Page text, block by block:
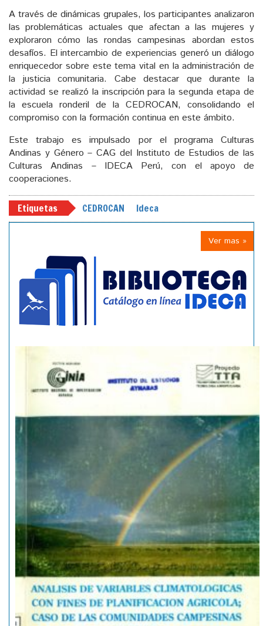
A través de dinámicas grupales, los participantes analizaron
las problemáticas actuales que afectan a las mujeres y
exploraron cómo las rondas campesinas abordan estos
desafíos. El intercambio de experiencias generó un diálogo
enriquecedor sobre este tema vital en la administración de
la justicia comunitaria. Cabe destacar que durante la
actividad se realizó la inscripción para la segunda etapa de
la escuela ronderil de la CEDROCAN, consolidando el
compromiso con la formación continua en este ámbito.
Este trabajo es impulsado por el programa Culturas
Andinas y Género – CAG del Instituto de Estudios de las
Culturas Andinas – IDECA Perú, con el apoyo de
cooperaciones.
Etiquetas CEDROCAN Ideca
Ver mas »